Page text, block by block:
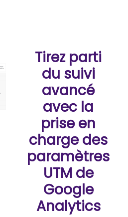
Tirez parti
du suivi
avancé
avec la
prise en
charge des
paramètres
UTM de
Google
Analytics